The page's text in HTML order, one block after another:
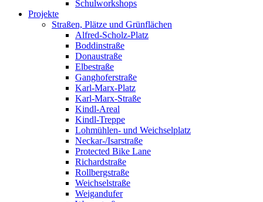
Schulworkshops
Projekte
Straßen, Plätze und Grünflächen
Alfred-Scholz-Platz
Boddinstraße
Donaustraße
Elbestraße
Ganghoferstraße
Karl-Marx-Platz
Karl-Marx-Straße
Kindl-Areal
Kindl-Treppe
Lohmühlen- und Weichselplatz
Neckar-/Isarstraße
Protected Bike Lane
Richardstraße
Rollbergstraße
Weichselstraße
Weigandufer